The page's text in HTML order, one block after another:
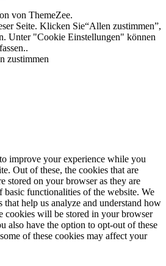
von ThemeZee.
Seite. Klicken Sie“Allen zustimmen”,
Unter "Cookie Einstellungen" können
zustimmen
improve your experience while you
Out of these, the cookies that are
stored on your browser as they are
functionalities of the website. We
that help us analyze and understand how
cookies will be stored in your browser
also have the option to opt-out of these
of these cookies may affect your